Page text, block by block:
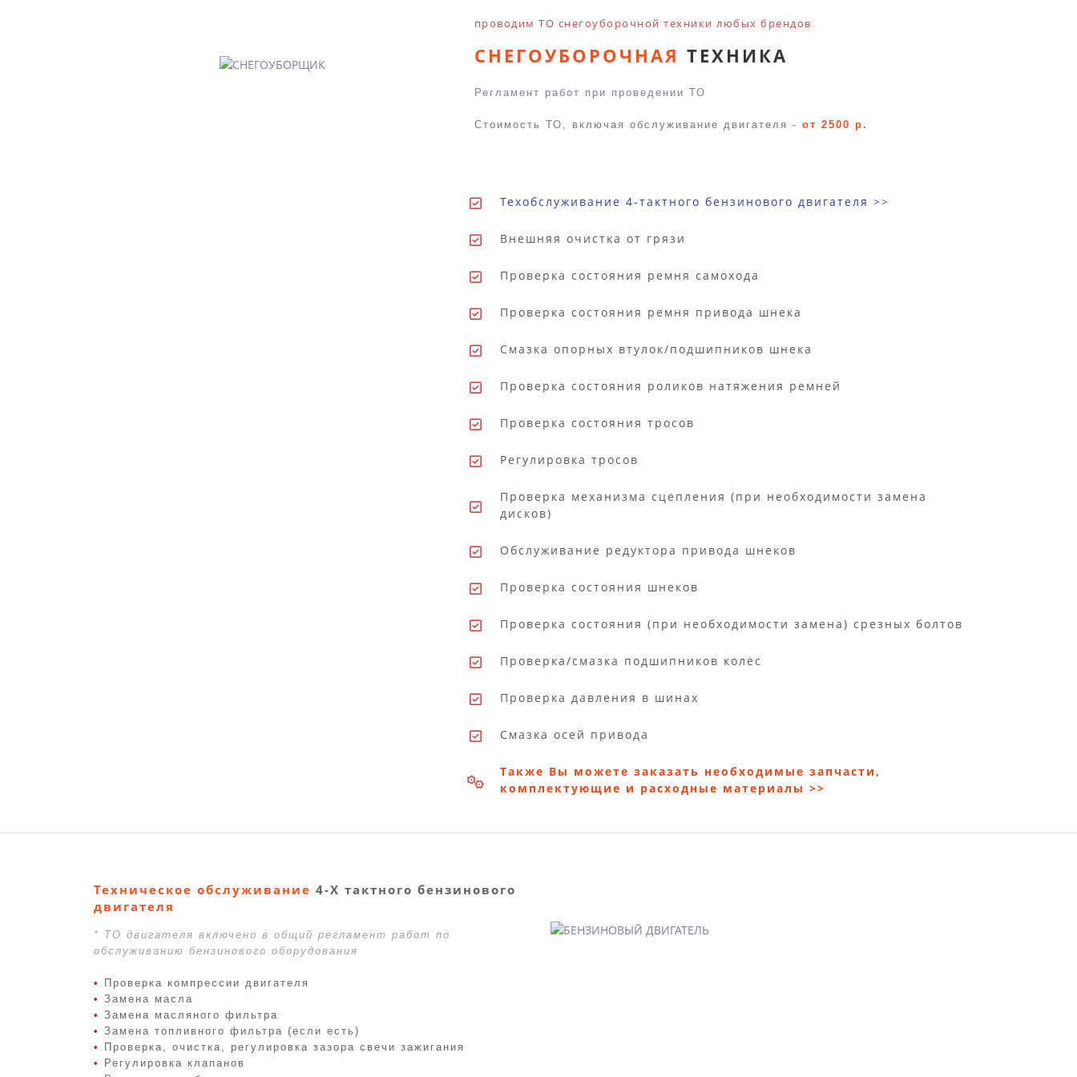
проводим ТО снегоуборочной техники любых брендов
СНЕГОУБОРОЧНАЯ ТЕХНИКА
Регламент работ при проведении ТО
Стоимость ТО, включая обслуживание двигателя -от 2500 р.
Техобслуживание 4-тактного бензинового двигателя >>
Внешняя очистка от грязи
Проверка состояния ремня самохода
Проверка состояния ремня привода шнека
Смазка опорных втулок/подшипников шнека
Проверка состояния роликов натяжения ремней
Проверка состояния тросов
Регулировка тросов
Проверка механизма сцепления (при необходимости замена
дисков)
Обслуживание редуктора привода шнеков
Проверка состояния шнеков
Проверка состояния (при необходимости замена) срезных болтов
Проверка/смазка подшипников колес
Проверка давления в шинах
Смазка осей привода
Также Вы можете заказать необходимые запчасти,
комплектующие и расходные материалы >>
Техническое обслуживание 4-Х тактного бензинового
двигателя
* ТО двигателя включено в общий регламент работ по
обслуживанию бензинового оборудования
•
Проверка компрессии двигателя
•
Замена масла
•Замена масляного фильтра
•
Замена топливного фильтра (если есть)
•
Проверка, очистка, регулировка зазора свечи зажигания
•
Регулировка клапанов